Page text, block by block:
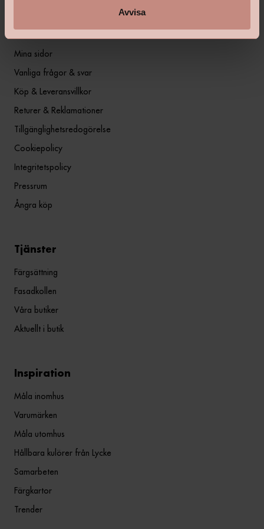
Avvisa
Information
Mina sidor
Vanliga frågor & svar
Köp & Leveransvillkor
Returer & Reklamationer
Tillgänglighetsredogörelse
Cookiepolicy
Integritetspolicy
Pressrum
Ångra köp
Tjänster
Färgsättning
Fasadkollen
Våra butiker
Aktuellt i butik
Inspiration
Måla inomhus
Varumärken
Måla utomhus
Hållbara kulörer från Lycke
Samarbeten
Färgkartor
Trender